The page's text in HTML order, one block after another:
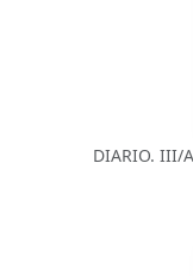
DIARIO. III/